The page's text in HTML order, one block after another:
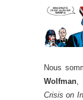
Nous
Wolfman
Crisis on